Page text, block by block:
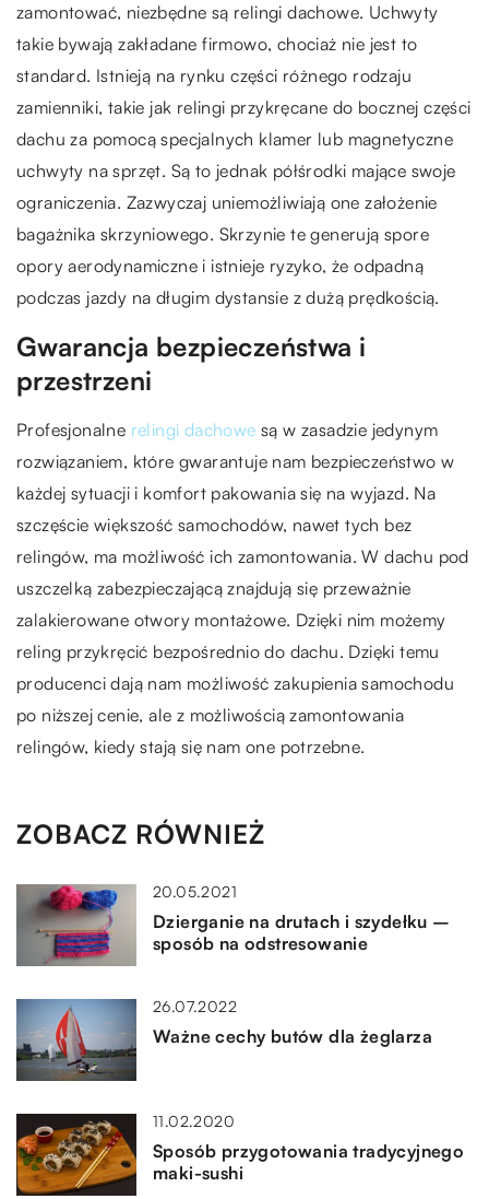
zamontować, niezbędne są relingi dachowe. Uchwyty
takie bywają zakładane firmowo, chociaż nie jest to
standard. Istnieją na rynku części różnego rodzaju
zamienniki, takie jak relingi przykręcane do bocznej części
dachu za pomocą specjalnych klamer lub magnetyczne
uchwyty na sprzęt. Są to jednak półśrodki mające swoje
ograniczenia. Zazwyczaj uniemożliwiają one założenie
bagażnika skrzyniowego. Skrzynie te generują spore
opory aerodynamiczne i istnieje ryzyko, że odpadną
podczas jazdy na długim dystansie z dużą prędkością.
Gwarancja bezpieczeństwa i
przestrzeni
Profesjonalne relingi dachowe są w zasadzie jedynym
rozwiązaniem, które gwarantuje nam bezpieczeństwo w
każdej sytuacji i komfort pakowania się na wyjazd. Na
szczęście większość samochodów, nawet tych bez
relingów, ma możliwość ich zamontowania. W dachu pod
uszczelką zabezpieczającą znajdują się przeważnie
zalakierowane otwory montażowe. Dzięki nim możemy
reling przykręcić bezpośrednio do dachu. Dzięki temu
producenci dają nam możliwość zakupienia samochodu
po niższej cenie, ale z możliwością zamontowania
relingów, kiedy stają się nam one potrzebne.
ZOBACZ RÓWNIEŻ
20.05.2021
Dzierganie na drutach i szydełku –
sposób na odstresowanie
26.07.2022
Ważne cechy butów dla żeglarza
11.02.2020
Sposób przygotowania tradycyjnego
maki-sushi